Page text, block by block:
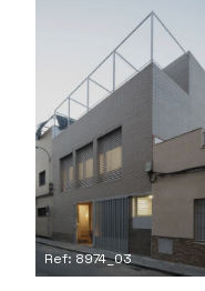
Ref: 8974_03